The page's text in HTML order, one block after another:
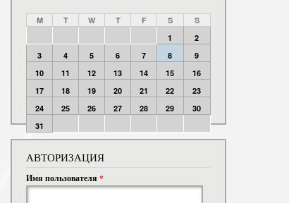
M T W T F S
S
1
2
3
4 5 6 7 8
9
10
11 12 13 14 15
16
17
18 19 20 21 22
23
24
25 26 27 28 29
30
31
АВТОРИЗАЦИЯ
Имя пользователя *